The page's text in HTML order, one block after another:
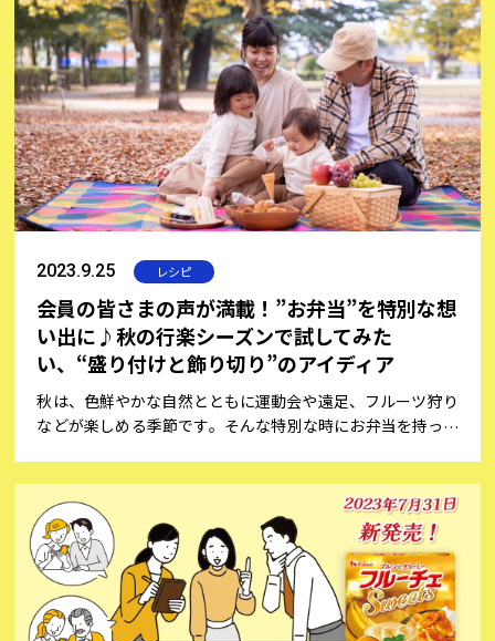
にとっては屋外での調理は慣れていないため、戸惑うことも
あるでしょう。そこで、会員の皆さまの声をご紹介しなが
ら、アウトドア料理を楽しむポイントをご紹介します。おす
すめの道具や下準備のコツ、便利な調理食材などをお伝え
し、初心者の方でも楽しくおいしい料理を作るヒントをご紹
介。今回は、キャンプコーディネーター/アウトドア専門家
として活躍している「松尾真里子さん」にキャンプのコツや
レシピ提案をしていただきました！
2023.9.25 レシピ
会員の皆さまの声が満載！”お弁当”を特別な想
い出に♪秋の行楽シーズンで試してみた
い、“盛り付けと飾り切り”のアイディア
秋は、色鮮やかな自然とともに運動会や遠足、フルーツ狩り
などが楽しめる季節です。そんな特別な時にお弁当を持って
も楽しみの一つですね。そこで、今回は会員の皆さまからご
投稿いただいたお弁当にまつわる想い出をご紹介しながら、
お弁当を特別なものにするための盛り付けのコツと、初心者
でも簡単にできる楽しい飾り切りのアイディアをご紹介いた
します。